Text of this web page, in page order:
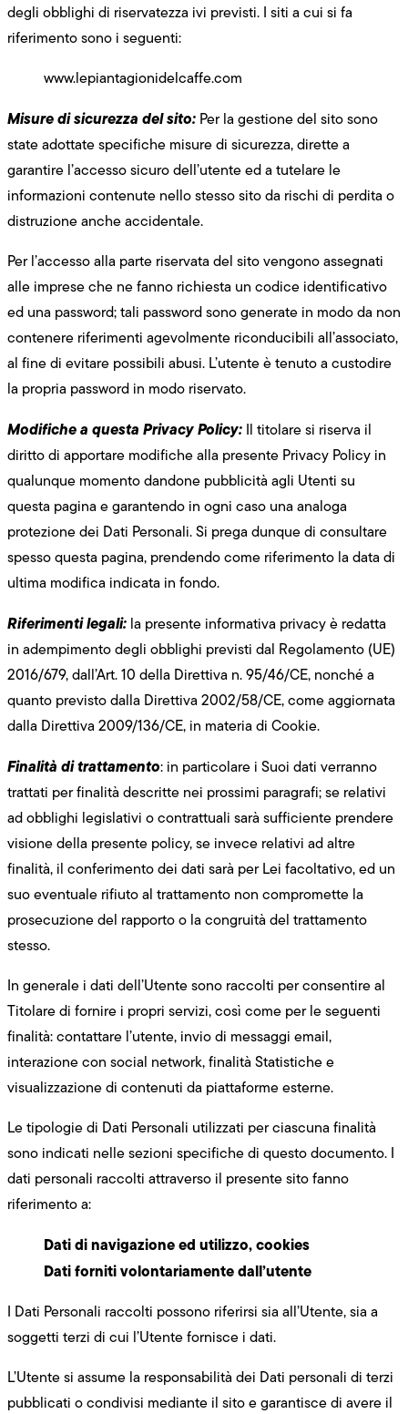
degli obblighi di riservatezza ivi previsti. I siti a cui si fa
riferimento sono i seguenti:
www.lepiantagionidelcaffe.com
Misure di sicurezza del sito: Per la gestione del sito sono
state adottate specifiche misure di sicurezza, dirette a
garantire l’accesso sicuro dell’utente ed a tutelare le
informazioni contenute nello stesso sito da rischi di perdita o
distruzione anche accidentale.
Per l’accesso alla parte riservata del sito vengono assegnati
alle imprese che ne fanno richiesta un codice identificativo
ed una password; tali password sono generate in modo da non
contenere riferimenti agevolmente riconducibili all’associato,
al fine di evitare possibili abusi. L’utente è tenuto a custodire
la propria password in modo riservato.
Modifiche a questa Privacy Policy: Il titolare si riserva il
diritto di apportare modifiche alla presente Privacy Policy in
qualunque momento dandone pubblicità agli Utenti su
questa pagina e garantendo in ogni caso una analoga
protezione dei Dati Personali. Si prega dunque di consultare
spesso questa pagina, prendendo come riferimento la data di
ultima modifica indicata in fondo.
Riferimenti legali: la presente informativa privacy è redatta
in adempimento degli obblighi previsti dal Regolamento (UE)
2016/679, dall’Art. 10 della Direttiva n. 95/46/CE, nonché a
quanto previsto dalla Direttiva 2002/58/CE, come aggiornata
dalla Direttiva 2009/136/CE, in materia di Cookie.
Finalità di trattamento: in particolare i Suoi dati verranno
trattati per finalità descritte nei prossimi paragrafi; se relativi
ad obblighi legislativi o contrattuali sarà sufficiente prendere
visione della presente policy, se invece relativi ad altre
finalità, il conferimento dei dati sarà per Lei facoltativo, ed un
suo eventuale rifiuto al trattamento non compromette la
prosecuzione del rapporto o la congruità del trattamento
stesso.
In generale i dati dell’Utente sono raccolti per consentire al
Titolare di fornire i propri servizi, così come per le seguenti
finalità: contattare l’utente, invio di messaggi email,
interazione con social network, finalità Statistiche e
visualizzazione di contenuti da piattaforme esterne.
Le tipologie di Dati Personali utilizzati per ciascuna finalità
sono indicati nelle sezioni specifiche di questo documento. I
dati personali raccolti attraverso il presente sito fanno
riferimento a:
Dati di navigazione ed utilizzo, cookies
Dati forniti volontariamente dall’utente
I Dati Personali raccolti possono riferirsi sia all’Utente, sia a
soggetti terzi di cui l’Utente fornisce i dati.
L’Utente si assume la responsabilità dei Dati personali di terzi
pubblicati o condivisi mediante il sito e garantisce di avere il